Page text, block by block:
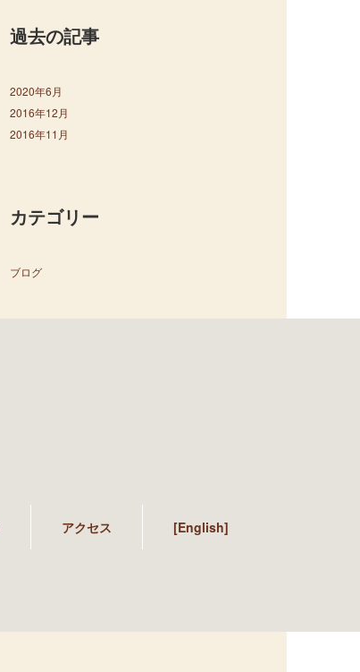
過去の記事
2020年6月
2016年12月
2016年11月
カテゴリー
ブログ
アクセス [English]